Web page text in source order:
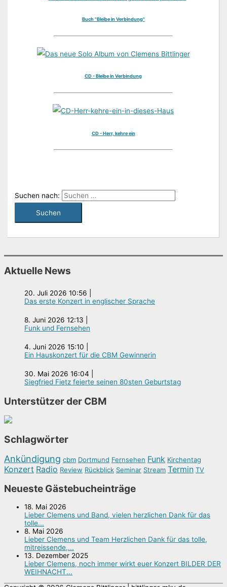
Buch "Bleibe in Verbindung"
CD - Bleibe in Verbindung
CD - Herr, kehre ein
Suchen nach:
Aktuelle News
20. Juli 2026 10:56
Das erste Konzert in englischer Sprache
8. Juni 2026 12:13
Funk und Fernsehen
4. Juni 2026 15:10
Ein Hauskonzert für die CBM Gewinnerin
30. Mai 2026 16:04
Siegfried Fietz feierte seinen 80sten Geburtstag
Unterstützer der CBM
Schlagwörter
Ankündigung cbm Dortmund Fernsehen Funk Kirchentag
Konzert Radio Review Rückblick Seminar Stream Termin TV
Neueste Gästebucheinträge
18. Mai 2026
Lieber Clemens und Band, vielen herzlichen Dank für das
tolle...
8. Mai 2026
Lieber Clemens und Team Herzlichen Dank für das tolle,
mitreissende,...
13. Dezember 2025
Lieber Clemens, noch immer wirkt euer Konzert BILDER DER
WEIHNACHT...